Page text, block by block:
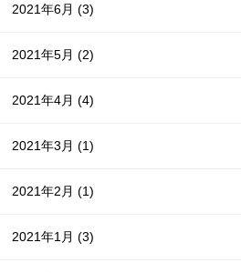
2021年6月(3)
2021年5月(2)
2021年4月(4)
2021年3月(1)
2021年2月(1)
2021年1月(3)